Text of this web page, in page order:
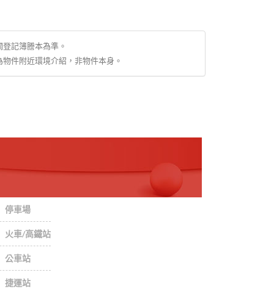
記簿謄本為準。
件附近環境介紹，非物件本身。
停車場
火車/高鐵站
公車站
捷運站